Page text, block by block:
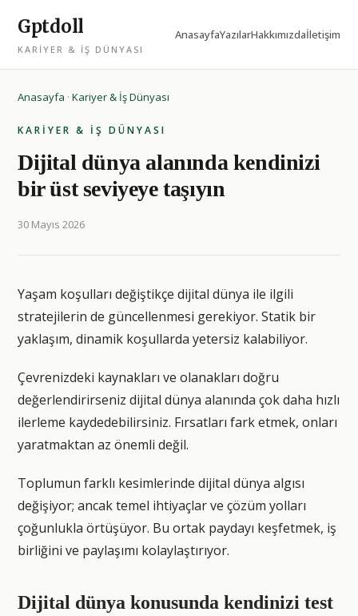
Gptdoll
KARIYER & İŞ DÜNYASI
AnasayfaYazılarHakkımızdaİletişim
Anasayfa · Kariyer & İş Dünyası
KARIYER & İŞ DÜNYASI
Dijital dünya alanında kendinizi
bir üst seviyeye taşıyın
30 Mayıs 2026
Yaşam koşulları değiştikçe dijital dünya ile ilgili
stratejilerin de güncellenmesi gerekiyor. Statik bir
yaklaşım, dinamik koşullarda yetersiz kalabiliyor.
Çevrenizdeki kaynakları ve olanakları doğru
değerlendirirseniz dijital dünya alanında çok daha hızlı
ilerleme kaydedebilirsiniz. Fırsatları fark etmek, onları
yaratmaktan az önemli değil.
Toplumun farklı kesimlerinde dijital dünya algısı
değişiyor; ancak temel ihtiyaçlar ve çözüm yolları
çoğunlukla örtüşüyor. Bu ortak paydayı keşfetmek, iş
birliğini ve paylaşımı kolaylaştırıyor.
Dijital dünya konusunda kendinizi test